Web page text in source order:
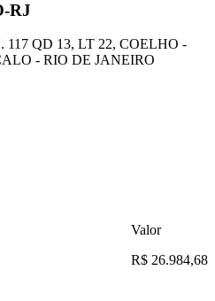
RJ
QD 13, LT 22, COELHO -
- RIO DE JANEIRO
Valor
R$ 26.984,68